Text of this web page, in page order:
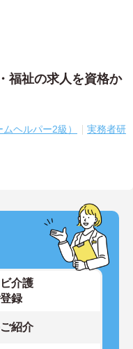
福祉の求人を資格か
ヘルパー2級）
実務者研
介護
録
紹介